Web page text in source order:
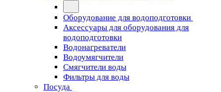
Оборудование для водоподготовки
Аксессуары для оборудования для
водоподготовки
Водонагреватели
Водоумягчители
Смягчители воды
Фильтры для воды
Посуда